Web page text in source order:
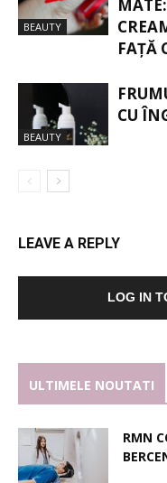
BEAUTY
FAȚĂ
BEAUTY
CU
LEAVE A REPLY
LOG IN
ULTIMELE NOUTATI
RMN